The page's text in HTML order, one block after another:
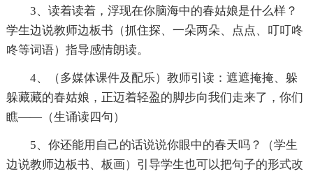
3、读着读着，浮现在你脑海中的春姑娘是什么样？
学生边说教师边板书（抓住探、一朵两朵、点点、叮叮咚
咚等词语）指导感情朗读。
4、（多媒体课件及配乐）教师引读：遮遮掩掩、躲
躲藏藏的春姑娘，正迈着轻盈的脚步向我们走来了，你们
瞧——（生诵读四句）
5、你还能用自己的话说说你眼中的春天吗？（学生
边说教师边板书、板画）引导学生也可以把句子的形式改